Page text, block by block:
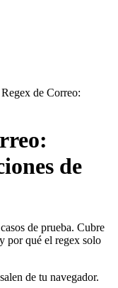
de Correo:
de
de prueba. Cubre
por qué el regex solo
de tu navegador.